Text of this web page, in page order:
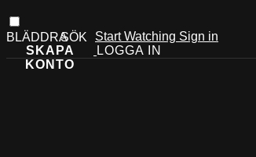
Start Watching Sign in